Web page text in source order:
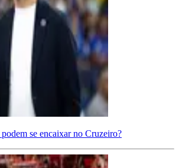
se encaixar no Cruzeiro?